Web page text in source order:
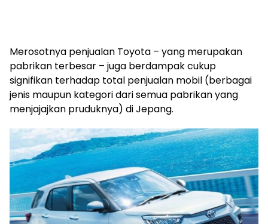
Merosotnya penjualan Toyota – yang merupakan
pabrikan terbesar – juga berdampak cukup
signifikan terhadap total penjualan mobil (berbagai
jenis maupun kategori dari semua pabrikan yang
menjajajkan pruduknya) di Jepang.